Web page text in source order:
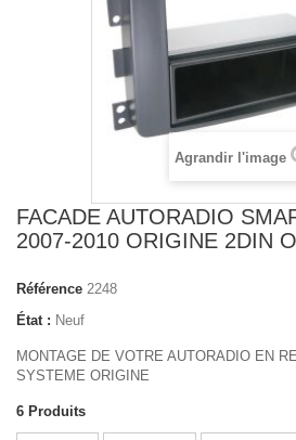
Agrandir l'image
FACADE AUTORADIO
2007-2010 ORIGINE 2DIN
Référence 2248
État : Neuf
MONTAGE DE VOTRE AUTORADIO EN
SYSTEME ORIGINE
6 Produits